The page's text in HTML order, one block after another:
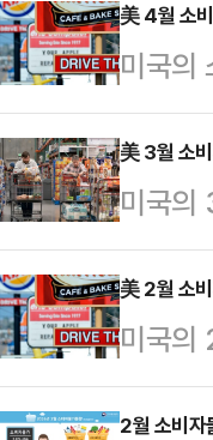
美 4월 소
미국의
통신이
가
2.8%
존스가
률이다
의
년 대…
美 3월 소
미국의
통신이
가 전
한 전
의 군
美 2월 소
미국의
10일(
2월 소비